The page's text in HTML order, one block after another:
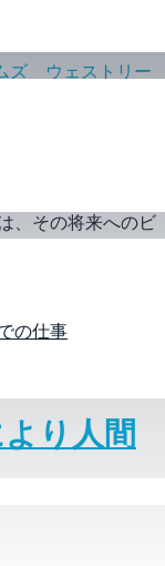
の仕事
ズ ウェストリー
たなディープテッ
コノミーを形成し
、その将来へのビ
レジリエントなバ
のように役立つか
り人間